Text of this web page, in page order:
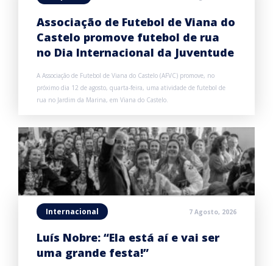
Associação de Futebol de Viana do
Castelo promove futebol de rua
no Dia Internacional da Juventude
A Associação de Futebol de Viana do Castelo (AFVC) promove, no
próximo dia 12 de agosto, quarta-feira, uma atividade de futebol de
rua no Jardim da Marina, em Viana do Castelo.
Internacional 7 Agosto, 2026
Luís Nobre: “Ela está aí e vai ser
uma grande festa!”